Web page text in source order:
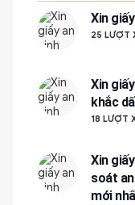
Xin
25 LƯỢT
Xin
khắc
18 LƯỢT
Xin
soát
mới